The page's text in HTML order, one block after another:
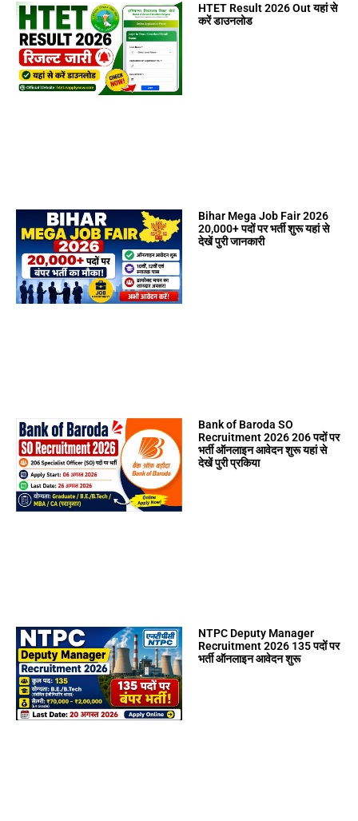
HTET Result 2026 Out यहां से
करें डाउनलोड
Bihar Mega Job Fair 2026
20,000+ पदों पर भर्ती शुरू यहां से
देखें पुरी जानकारी
Bank of Baroda SO
Recruitment 2026 206 पदों पर
भर्ती ऑनलाइन आवेदन शुरू यहां से
देखें पुरी प्रकिया
NTPC Deputy Manager
Recruitment 2026 135 पदों पर
भर्ती ऑनलाइन आवेदन शुरू